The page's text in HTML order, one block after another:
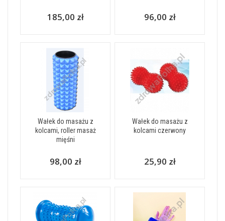
185,00 zł 96,00 zł
Wałek do masażu z
kolcami, roller masaż
mięśni
98,00 zł
Wałek do masażu z
kolcami czerwony
25,90 zł